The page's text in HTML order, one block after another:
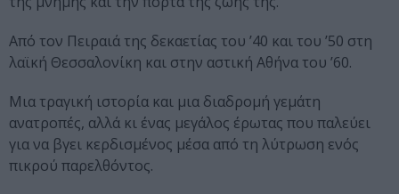
Από τον Πειραιά της δεκαετίας του ’40 και του ’50 στη
λαϊκή Θεσσαλονίκη και στην αστική Αθήνα του ’60.
Μια τραγική ιστορία και μια διαδρομή γεμάτη
ανατροπές, αλλά κι ένας μεγάλος έρωτας που παλεύει
για να βγει κερδισμένος μέσα από τη λύτρωση ενός
πικρού παρελθόντος.